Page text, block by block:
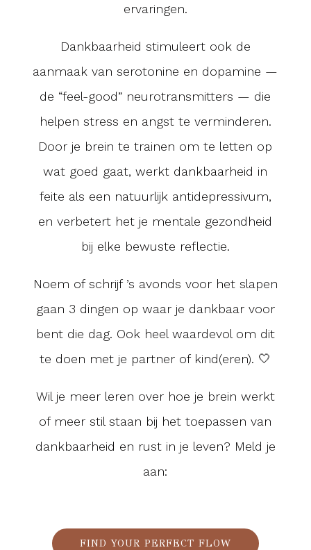
ervaringen.
Dankbaarheid stimuleert ook de
aanmaak van serotonine en dopamine —
de “feel-good” neurotransmitters — die
helpen stress en angst te verminderen.
Door je brein te trainen om te letten op
wat goed gaat, werkt dankbaarheid in
feite als een natuurlijk antidepressivum,
en verbetert het je mentale gezondheid
bij elke bewuste reflectie.
Noem of schrijf ’s avonds voor het slapen
gaan 3 dingen op waar je dankbaar voor
bent die dag. Ook heel waardevol om dit
te doen met je partner of kind(eren). 🤍
Wil je meer leren over hoe je brein werkt
of meer stil staan bij het toepassen van
dankbaarheid en rust in je leven? Meld je
aan:
FIND YOUR PERFECT FLOW